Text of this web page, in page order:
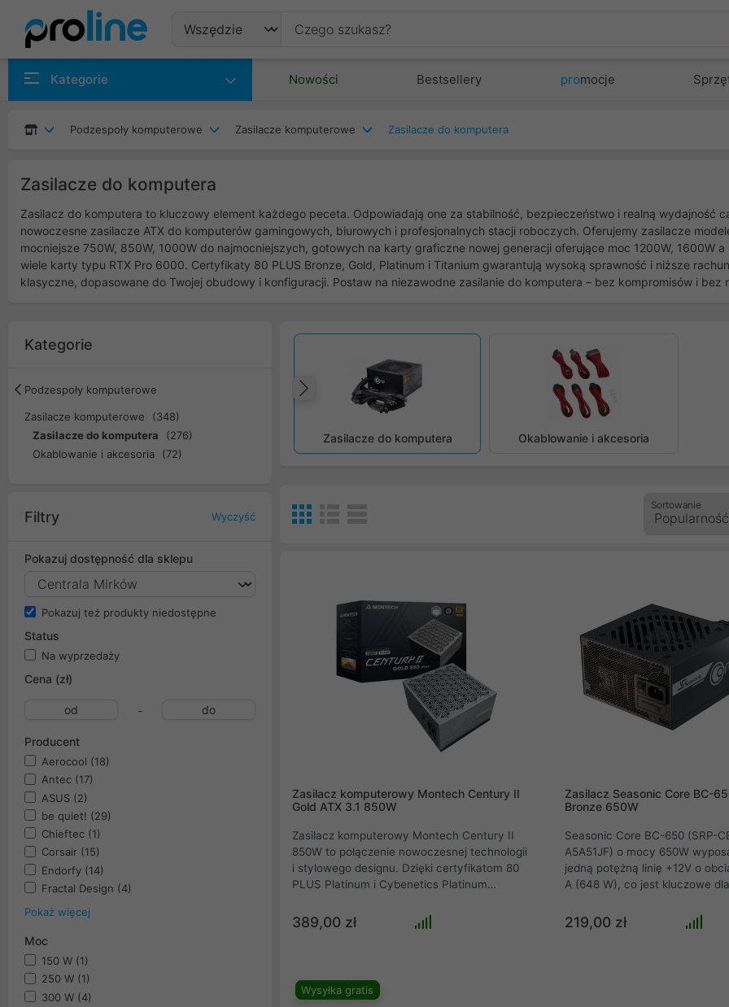
Kategorie Nowości Bestsellery promocje
Podzespoły komputerowe Zasilacze komputerowe Zasilacze do komputera
Zasilacze do komputera
Zasilacz do komputera to kluczowy element każdego peceta. Odpowiadają one za stabilność, bezpieczeństwo i realną wydajność
nowoczesne zasilacze ATX do komputerów gamingowych, biurowych i profesjonalnych stacji roboczych. Oferujemy zasilacze
mocniejsze 750W, 850W, 1000W do najmocniejszych, gotowych na karty graficzne nowej generacji oferujące moc 1200W, 1600W
wiele karty typu RTX Pro 6000. Certyfikaty 80 PLUS Bronze, Gold, Platinum i Titanium gwarantują wysoką sprawność i niższe
klasyczne, dopasowane do Twojej obudowy i konfiguracji. Postaw na niezawodne zasilanie do komputera – bez kompromisów i bez
Kategorie
Podzespoły komputerowe
Zasilacze komputerowe
(348)
Zasilacze do komputera
(276)
Okablowanie i akcesoria
(72)
Filtry Wyczyść
Pokazuj dostępność dla sklepu
Pokazuj też produkty niedostępne
Status
Na wyprzedaży
Cena (zł)
-
Producent
Aerocool (18)
Antec (17)
ASUS (2)
be quiet! (29)
Chieftec (1)
Corsair (15)
Endorfy (14)
Fractal Design (4)
Pokaż więcej
Moc
150 W (1)
250 W (1)
300 W (4)
Zasilacze do komputera Okablowanie i akcesoria
Poprzedni
Sortowanie
Zasilacz komputerowy Montech Century II
Gold ATX 3.1 850W
Zasilacz komputerowy Montech Century II
850W to połączenie nowoczesnej technologii
i stylowego designu. Dzięki certyfikatom 80
PLUS Platinum i Cybenetics Platinum
energetyczną, a zaawansowana
architektura zasilania gwarantuje
PCIe 5.1, płaskie kable i cichy wentylator 135
mm sprawiają, że jest to idealne rozwiązanie
389,00 zł
Zasilacz Seasonic Core BC-
Bronze 650W
Seasonic Core BC-650 (SRP-
A5A51JF) o mocy 650W
jedną potężną linię +12V o
A (648 W), co jest kluczowe
procesorów. Pełen pakiet
tym OPP, OVP, OCP i SCP,
219,00 zł
Wysyłka gratis